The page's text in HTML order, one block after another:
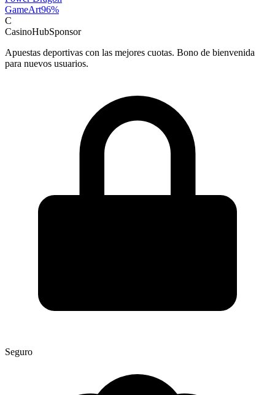
GameArt96%
C
CasinoHubSponsor
Apuestas deportivas con las mejores cuotas. Bono de bienvenida
para nuevos usuarios.
Seguro